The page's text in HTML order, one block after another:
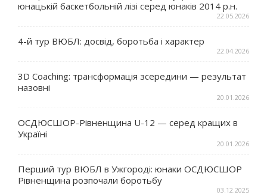
юнацькій баскетбольній лізі серед юнаків 2014 р.н.
22.05.2026
4-й тур ВЮБЛ: досвід, боротьба і характер
22.04.2026
3D Coaching: трансформація зсередини — результат
назовні
20.01.2026
ОСДЮСШОР-Рівненщина U-12 — серед кращих в
Україні
20.01.2026
Перший тур ВЮБЛ в Ужгороді: юнаки ОСДЮСШОР
Рівненщина розпочали боротьбу
03.12.2025